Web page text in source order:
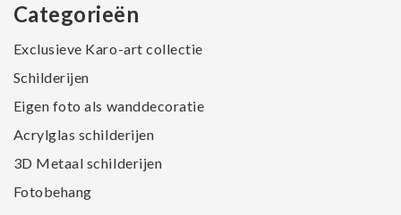
Categorieën
Exclusieve Karo-art collectie
Schilderijen
Eigen foto als wanddecoratie
Acrylglas schilderijen
3D Metaal schilderijen
Fotobehang